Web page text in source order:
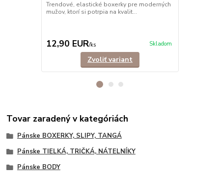
Trendové, elastické boxerky pre moderných
mužov, ktorí si potrpia na kvalit...
12,90 EUR/ks Skladom
Zvoliť variant
Tovar zaradený v kategóriách
Pánske BOXERKY, SLIPY, TANGÁ
Pánske TIELKÁ, TRIČKÁ, NÁTELNÍKY
Pánske BODY